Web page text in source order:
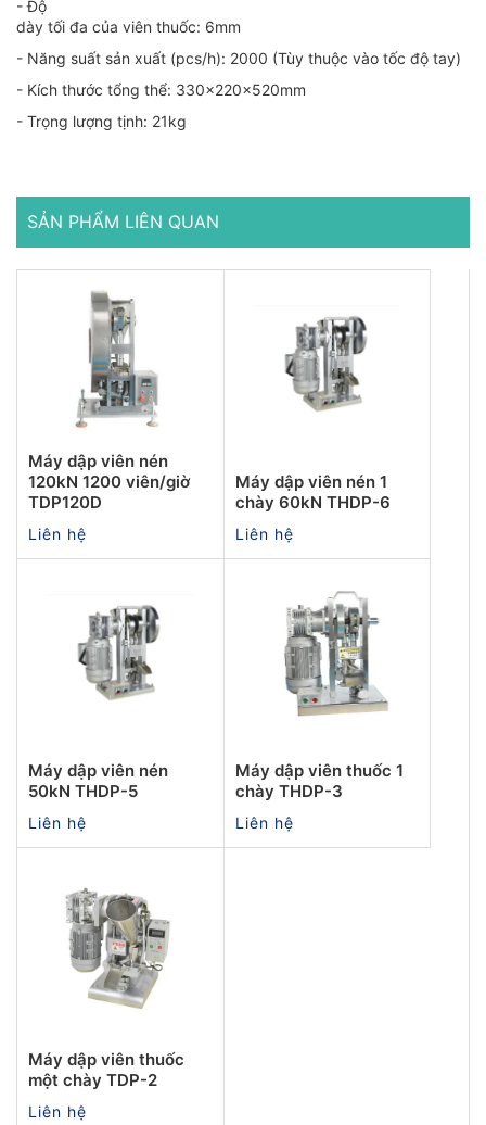
- Độ
dày tối đa của viên thuốc: 6mm
- Năng suất sản xuất (pcs/h): 2000 (Tùy thuộc vào tốc độ tay)
- Kích thước tổng thể: 330x220x520mm
- Trọng lượng tịnh: 21kg
SẢN PHẨM LIÊN QUAN
Máy dập viên nén
120kN 1200 viên/giờ
TDP120D
Liên hệ
Máy dập viên nén 1
chày 60kN THDP-6
Liên hệ
Máy dập viên nén
50kN THDP-5
Liên hệ
Máy dập viên thuốc 1
chày THDP-3
Liên hệ
Máy dập viên thuốc
một chày TDP-2
Liên hệ